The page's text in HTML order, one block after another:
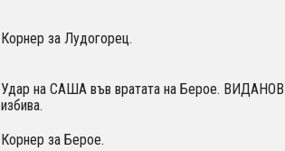
Корнер за Лудогорец.
Удар на САША във вратата на Берое. ВИДАНОВ
избива.
Корнер за Берое.